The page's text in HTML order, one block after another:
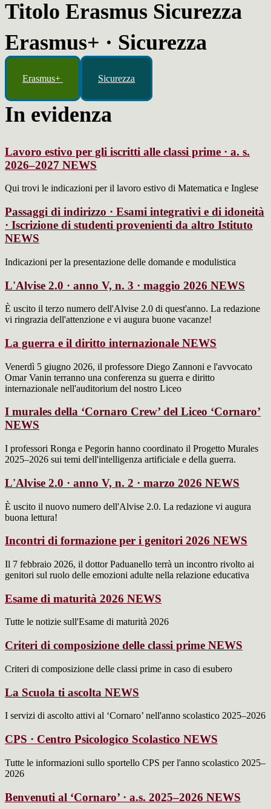
Titolo Erasmus Sicurezza
Erasmus+ · Sicurezza
Erasmus+ Sicurezza
In evidenza
Lavoro estivo per gli iscritti alle classi prime · a. s.
2026–2027 NEWS
Qui trovi le indicazioni per il lavoro estivo di Matematica e Inglese
Passaggi di indirizzo · Esami integrativi e di idoneità
· Iscrizione di studenti provenienti da altro Istituto
NEWS
Indicazioni per la presentazione delle domande e modulistica
L'Alvise 2.0 · anno V, n. 3 · maggio 2026 NEWS
È uscito il terzo numero dell'Alvise 2.0 di quest'anno. La redazione
vi ringrazia dell'attenzione e vi augura buone vacanze!
La guerra e il diritto internazionale NEWS
Venerdì 5 giugno 2026, il professore Diego Zannoni e l'avvocato
Omar Vanin terranno una conferenza su guerra e diritto
internazionale nell'auditorium del nostro Liceo
I murales della ‘Cornaro Crew’ del Liceo ‘Cornaro’
NEWS
I professori Ronga e Pegorin hanno coordinato il Progetto Murales
2025–2026 sui temi dell'intelligenza artificiale e della guerra.
L'Alvise 2.0 · anno V, n. 2 · marzo 2026 NEWS
È uscito il nuovo numero dell'Alvise 2.0. La redazione vi augura
buona lettura!
Incontri di formazione per i genitori 2026 NEWS
Il 7 febbraio 2026, il dottor Paduanello terrà un incontro rivolto ai
genitori sul ruolo delle emozioni adulte nella relazione educativa
Esame di maturità 2026 NEWS
Tutte le notizie sull'Esame di maturità 2026
Criteri di composizione delle classi prime NEWS
Criteri di composizione delle classi prime in caso di esubero
La Scuola ti ascolta NEWS
I servizi di ascolto attivi al ‘Cornaro’ nell'anno scolastico 2025–2026
CPS · Centro Psicologico Scolastico NEWS
Tutte le informazioni sullo sportello CPS per l'anno scolastico 2025–
2026
Benvenuti al ‘Cornaro’ · a.s. 2025–2026 NEWS